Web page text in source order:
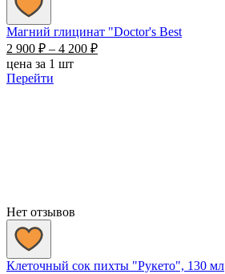
Магний глицинат "Doctor's Best
2 900 ₽ – 4 200 ₽Диапазон
цена за 1 шт
Перейти
Нет отзывов
Клеточный сок пихты "Рукето", 130 мл